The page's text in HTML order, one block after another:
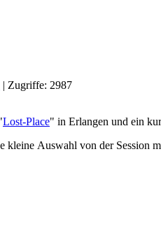
| Zugriffe: 2987
Lost-Place" in Erlangen und ein
kleine Auswahl von der Session